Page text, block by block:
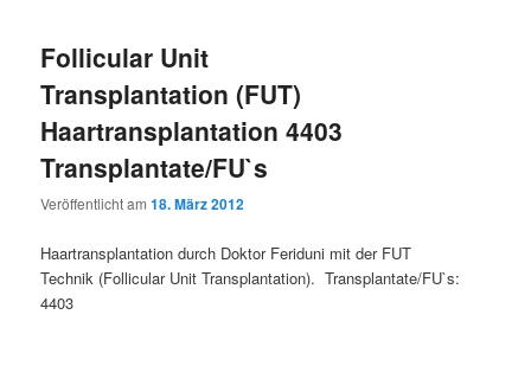
Follicular Unit
Transplantation (FUT)
Haartransplantation 4403
Transplantate/FU`s
Veröffentlicht am18. März 2012
Haartransplantation durch Doktor Feriduni mit der FUT
Technik (Follicular Unit Transplantation). Transplantate/FU`s:
4403